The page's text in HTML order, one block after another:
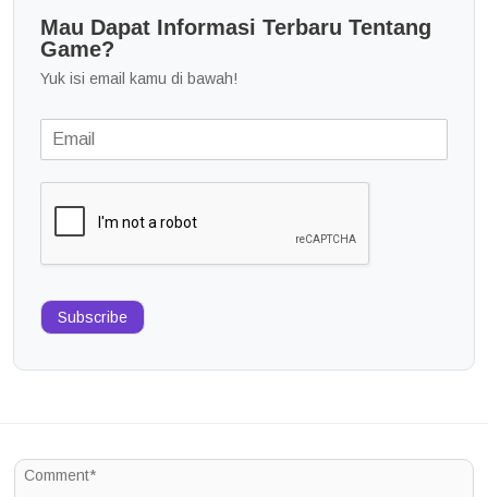
Mau Dapat Informasi Terbaru Tentang
Game?
Yuk isi email kamu di bawah!
Subscribe